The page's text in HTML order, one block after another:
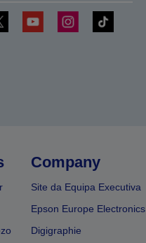
Company
Site da Equipa Executiva
Epson Europe Electronics
Digigraphie